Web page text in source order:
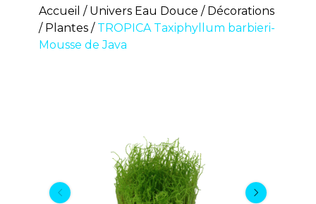
Accueil Univers Eau Douce
Décorations
Plantes
TROPICA Taxiphyllum barbieri-
Mousse de Java